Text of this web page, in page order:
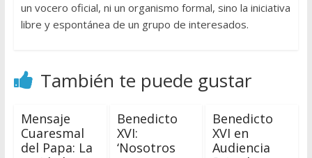
un vocero oficial, ni un organismo formal, sino la iniciativa
libre y espontánea de un grupo de interesados.
También te puede gustar
Mensaje
Cuaresmal
del Papa: La
Benedicto
XVI:
‘Nosotros
Benedicto
XVI en
Audiencia